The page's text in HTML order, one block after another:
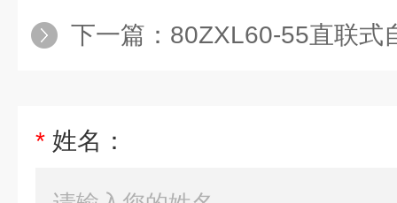
下一篇： 80ZXL60-55直联式
* 姓名：